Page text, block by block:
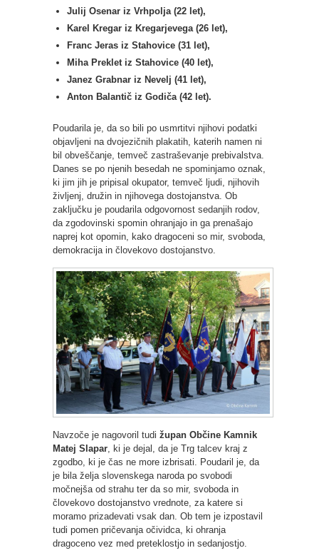
Julij Osenar iz Vrhpolja (22 let),
Karel Kregar iz Kregarjevega (26 let),
Franc Jeras iz Stahovice (31 let),
Miha Preklet iz Stahovice (40 let),
Janez Grabnar iz Nevelj (41 let),
Anton Balantič iz Godiča (42 let).
Poudarila je, da so bili po usmrtitvi njihovi podatki
objavljeni na dvojezičnih plakatih, katerih namen ni
bil obveščanje, temveč zastraševanje prebivalstva.
Danes se po njenih besedah ne spominjamo oznak,
ki jim jih je pripisal okupator, temveč ljudi, njihovih
življenj, družin in njihovega dostojanstva. Ob
zaključku je poudarila odgovornost sedanjih rodov,
da zgodovinski spomin ohranjajo in ga prenašajo
naprej kot opomin, kako dragoceni so mir, svoboda,
demokracija in človekovo dostojanstvo.
Navzoče je nagovoril tudi župan Občine Kamnik
Matej Slapar , ki je dejal, da je Trg talcev kraj z
zgodbo, ki je čas ne more izbrisati. Poudaril je, da
je bila želja slovenskega naroda po svobodi
močnejša od strahu ter da so mir, svoboda in
človekovo dostojanstvo vrednote, za katere si
moramo prizadevati vsak dan. Ob tem je izpostavil
tudi pomen pričevanja očividca, ki ohranja
dragoceno vez med preteklostjo in sedanjostjo.